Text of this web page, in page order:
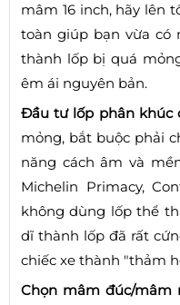
mâm 16 inch, hãy lên
toàn giúp bạn vừa có
thành lốp bị quá
êm ái nguyên bản.
Đầu tư lốp phân khúc
mỏng, bắt buộc phải
năng cách âm và
Michelin Primacy,
không dùng lốp thể
dĩ thành lốp đã rất
chiếc xe thành "thảm
Chọn mâm đúc/mâm